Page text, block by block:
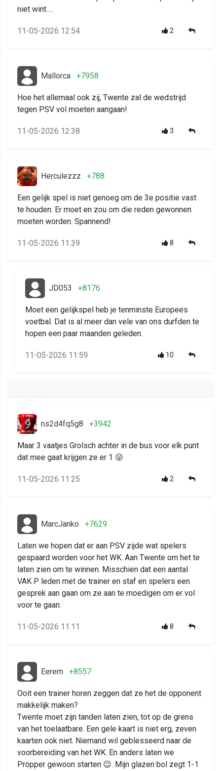
niet wint….
11-05-2026 12:54 2
Mallorca +7958
Hoe het allemaal ook zij, Twente zal de wedstrijd
tegen PSV vol moeten aangaan!
11-05-2026 12:38 3
Herculezzz +788
Een gelijk spel is niet genoeg om de 3e positie vast
te houden. Er moet en zou om die reden gewonnen
moeten worden. Spannend!
11-05-2026 11:39 8
JD053 +8176
Moet een gelijkspel heb je tenminste Europees
voetbal. Dat is al meer dan vele van ons durfden te
hopen een paar maanden geleden.
11-05-2026 11:59 10
ns2d4fq5g8 +3942
Maar 3 vaatjes Grolsch achter in de bus voor elk punt
dat mee gaat krijgen ze er 1 😜
11-05-2026 11:25 2
MarcJanko +7629
Laten we hopen dat er aan PSV zijde wat spelers
gespaard worden voor het WK. Aan Twente om het te
laten zien om te winnen. Misschien dat een aantal
VAK P leden met de trainer en staf en spelers een
gesprek aan gaan om ze aan te moedigen om er vol
voor te gaan.
11-05-2026 11:11 8
Eerem +8557
Ooit een trainer horen zeggen dat ze het de opponent
makkelijk maken?
Twente moet zijn tanden laten zien, tot op de grens
van het toelaatbare. Een gele kaart is niet erg, zeven
kaarten ook niet. Niemand wil geblesseerd naar de
voorbereiding van het WK. En anders laten we
Pröpper gewoon starten 😉. Mijn glazen bol zegt 1-1